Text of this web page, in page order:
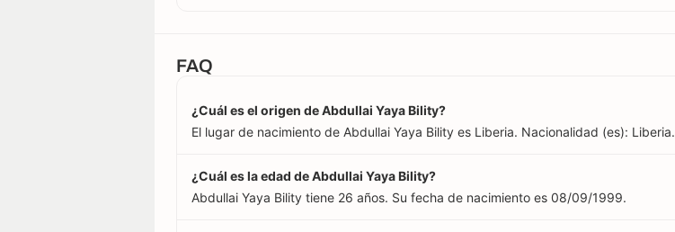
FAQ
¿Cuál es el origen de Abdullai Yaya Bility?
El lugar de nacimiento de Abdullai Yaya Bility es Liberia. Nacionalidad (es): Liberia.
¿Cuál es la edad de Abdullai Yaya Bility?
Abdullai Yaya Bility tiene 26 años. Su fecha de nacimiento es 08/09/1999.